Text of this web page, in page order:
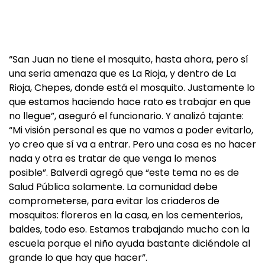
“San Juan no tiene el mosquito, hasta ahora, pero sí
una seria amenaza que es La Rioja, y dentro de La
Rioja, Chepes, donde está el mosquito. Justamente lo
que estamos haciendo hace rato es trabajar en que
no llegue”, aseguró el funcionario. Y analizó tajante:
“Mi visión personal es que no vamos a poder evitarlo,
yo creo que sí va a entrar. Pero una cosa es no hacer
nada y otra es tratar de que venga lo menos
posible”. Balverdi agregó que “este tema no es de
Salud Pública solamente. La comunidad debe
comprometerse, para evitar los criaderos de
mosquitos: floreros en la casa, en los cementerios,
baldes, todo eso. Estamos trabajando mucho con la
escuela porque el niño ayuda bastante diciéndole al
grande lo que hay que hacer”.